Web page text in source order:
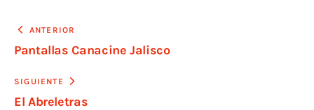
ANTERIOR
Pantallas Canacine Jalisco
SIGUIENTE
El Abreletras